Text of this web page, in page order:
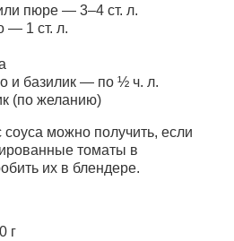
пюре — 3–4 ст. л.
— 1 ст. л.
и базилик — по ½ ч. л.
(по желанию)
можно получить, если
томаты в
их в блендере.
г